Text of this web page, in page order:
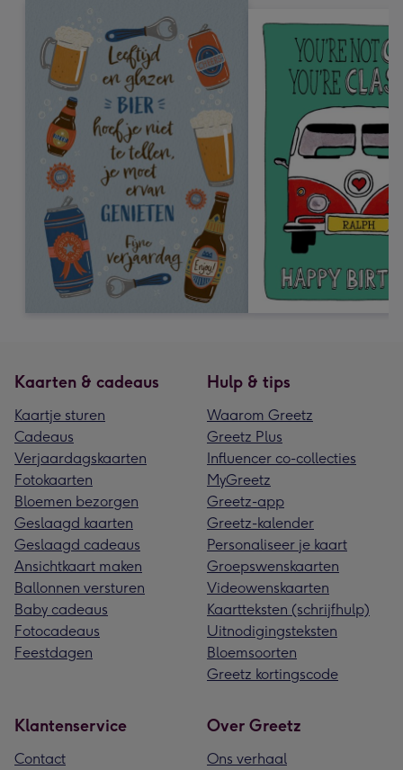
Kaarten & cadeaus
Kaartje sturen
Cadeaus
Verjaardagskaarten
Fotokaarten
Bloemen bezorgen
Geslaagd kaarten
Geslaagd cadeaus
Ansichtkaart maken
Ballonnen versturen
Baby cadeaus
Fotocadeaus
Feestdagen
Hulp & tips
Waarom Greetz
Greetz Plus
Influencer co-collecties
MyGreetz
Greetz-app
Greetz-kalender
Personaliseer je kaart
Groepswenskaarten
Videowenskaarten
Kaartteksten (schrijfhulp)
Uitnodigingsteksten
Bloemsoorten
Greetz kortingscode
Klantenservice
Contact
Over Greetz
Ons verhaal